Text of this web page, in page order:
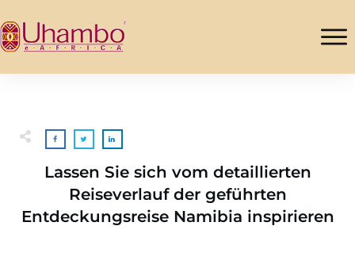
Lassen Sie sich vom detaillierten
Reiseverlauf der geführten
Entdeckungsreise Namibia inspirieren